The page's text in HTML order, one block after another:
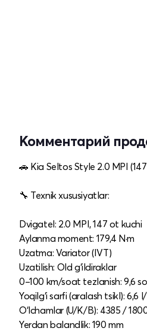
Комментарий
🚗 Kia Seltos Style 2.0 MPI
🔧 Texnik xususiyatlar:
Dvigatel: 2.0 MPI, 147 ot kuchi
Aylanma moment: 179,4 N·m
Uzatma: Variator (IVT)
Uzatilish: Old g‘ildiraklar
0–100 km/soat tezlanish: 9,6
Yoqilg‘i sarfi (aralash tsikl): 6,6
O‘lchamlar (U/K/B): 4385 /
Yerdan balandlik: 190 mm